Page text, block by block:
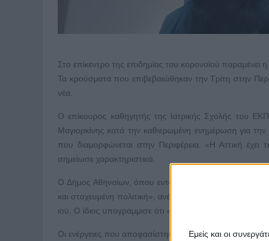
Εμείς και οι
Στο επίκεντρο της επιδημίας του κορονοϊού
Τα κρούσματα που επιβεβαιώθηκαν την Τρίτη στην
νέα.
Ο επίκουρος καθηγητής της Ιατρικής Σχολής του
Μαγιορκίνης κατά την καθιερωμένη ενημέρωση για
που διαμορφώνεται στην Περιφέρεια. «Η Αττική έχει
σημείωσε χαρακτηριστικά.
Ο Δήμος Αθηναίων, όπου εντοπίζεται αυτή η συρροή
και στοχευμένη πολιτική», ανέφερε ο δήμαρχος
ιού. Ο ίδιος υπογράμμισε ότι «η Αθήνα βρίσκεται στο
Οι ενέργειες που αποφασίστηκαν είναι οι εξής: